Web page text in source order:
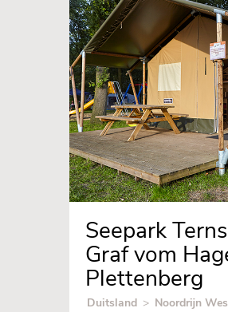
Seepark
Graf vom
Plettenberg
Duitsland > Noordrijn